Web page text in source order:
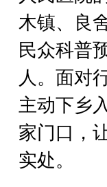
木镇、良
民众科普
人。面对
主动下乡
家门口，
实处。